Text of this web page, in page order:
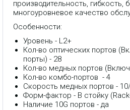
производительность, гибкость,
многоуровневое качество
Особенности:
Уровень - L2+
Кол-во оптических портов
порты) - 28
Кол-во медных портов
Кол-во комбо-портов - 4
Скорость медных портов -
Форм-фактор - В стойку
Наличие 10G портов - да